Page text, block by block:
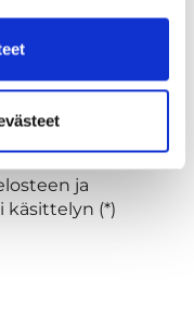
ja
käsittelyn (*)